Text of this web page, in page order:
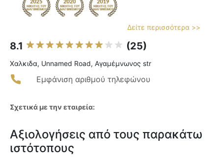
Δείτε περισσότερα >>
8.1 (25)
Χαλκιδα, Unnamed Road, Αγαμέμνωνος str
Εμφάνιση αριθμού τηλεφώνου
Σχετικά με την εταιρεία:
Αξιολογήσεις από τους παρακάτω
ιστότοπους